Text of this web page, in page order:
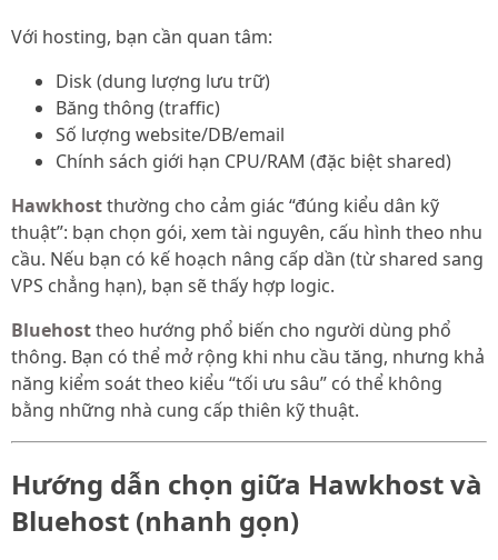
Với hosting, bạn cần quan tâm:
Disk (dung lượng lưu trữ)
Băng thông (traffic)
Số lượng website/DB/email
Chính sách giới hạn CPU/RAM (đặc biệt shared)
Hawkhostthường cho cảm giác “đúng kiểu dân kỹ
thuật”: bạn chọn gói, xem tài nguyên, cấu hình theo nhu
cầu. Nếu bạn có kế hoạch nâng cấp dần (từ shared sang
VPS chẳng hạn), bạn sẽ thấy hợp logic.
Bluehosttheo hướng phổ biến cho người dùng phổ
thông. Bạn có thể mở rộng khi nhu cầu tăng, nhưng khả
năng kiểm soát theo kiểu “tối ưu sâu” có thể không
bằng những nhà cung cấp thiên kỹ thuật.
Hướng dẫn chọn giữa Hawkhost và
Bluehost (nhanh gọn)